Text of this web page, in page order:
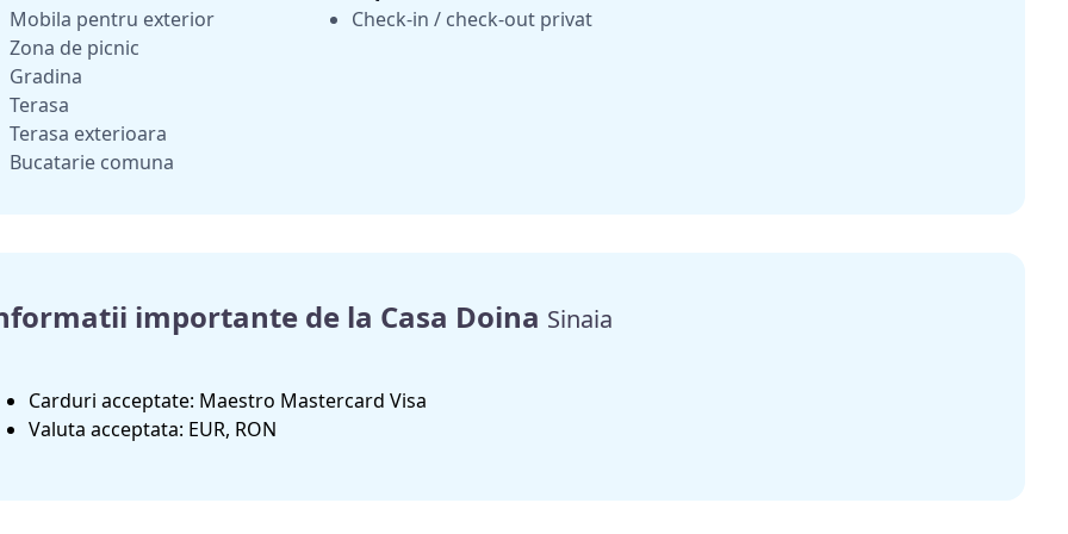
Mobila pentru exterior
Zona de picnic
Gradina
Terasa
Terasa exterioara
Bucatarie comuna
Check-in / check-out privat
importante de la Casa Doina Sinaia
Carduri acceptate: Maestro Mastercard Visa
Valuta acceptata: EUR, RON